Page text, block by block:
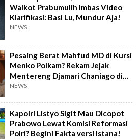
Walkot Prabumulih Imbas Video
Klarifikasi: Basi Lu, Mundur Aja!
NEWS
Pesaing Berat Mahfud MD di Kursi
Menko Polkam? Rekam Jejak
Mentereng Djamari Chaniago di
Militer!
NEWS
Kapolri Listyo Sigit Mau Dicopot
Prabowo Lewat Komisi Reformasi
Polri? Begini Fakta versi Istana!